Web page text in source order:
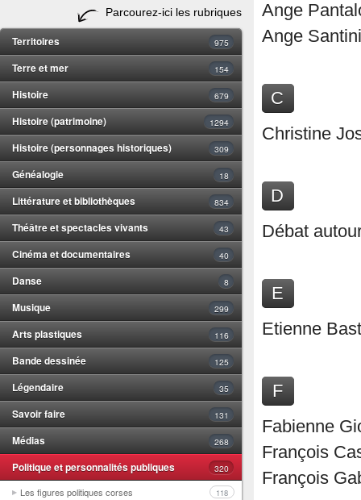
Parcourez-ici les rubriques
Territoires 975
Terre et mer 154
Histoire 679
Histoire (patrimoine) 1294
Histoire (personnages historiques) 309
Généalogie 18
Littérature et bibliothèques 834
Théâtre et spectacles vivants 43
Cinéma et documentaires 40
Danse 8
Musique 299
Arts plastiques 116
Bande dessinée 125
Légendaire 35
Savoir faire 131
Médias 268
Politique et personnalités publiques 320
Les figures politiques corses 118
Ange
Ange
C
Christine
D
Débat
E
Etienne
F
Fabienne
François
François